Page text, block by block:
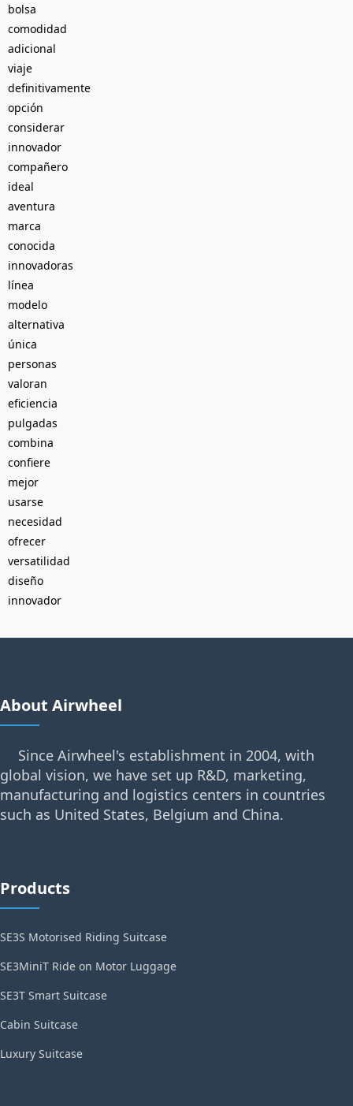
bolsa
comodidad
adicional
viaje
definitivamente
opción
considerar
innovador
compañero
ideal
aventura
marca
conocida
innovadoras
línea
modelo
alternativa
única
personas
valoran
eficiencia
pulgadas
combina
confiere
mejor
usarse
necesidad
ofrecer
versatilidad
diseño
innovador
About Airwheel
Since Airwheel's establishment in 2004, with
global vision, we have set up R&D, marketing,
manufacturing and logistics centers in countries
such as United States, Belgium and China.
Products
SE3S Motorised Riding Suitcase
SE3MiniT Ride on Motor Luggage
SE3T Smart Suitcase
Cabin Suitcase
Luxury Suitcase